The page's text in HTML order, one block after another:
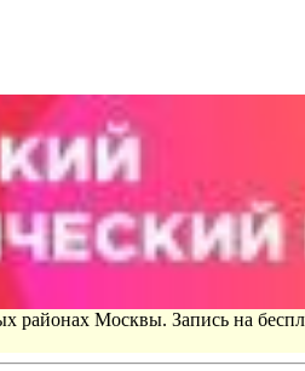
районах Москвы. Запись на